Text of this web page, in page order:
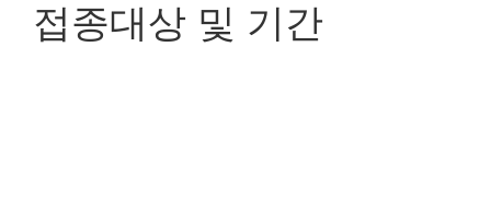
접종대상 및 기간